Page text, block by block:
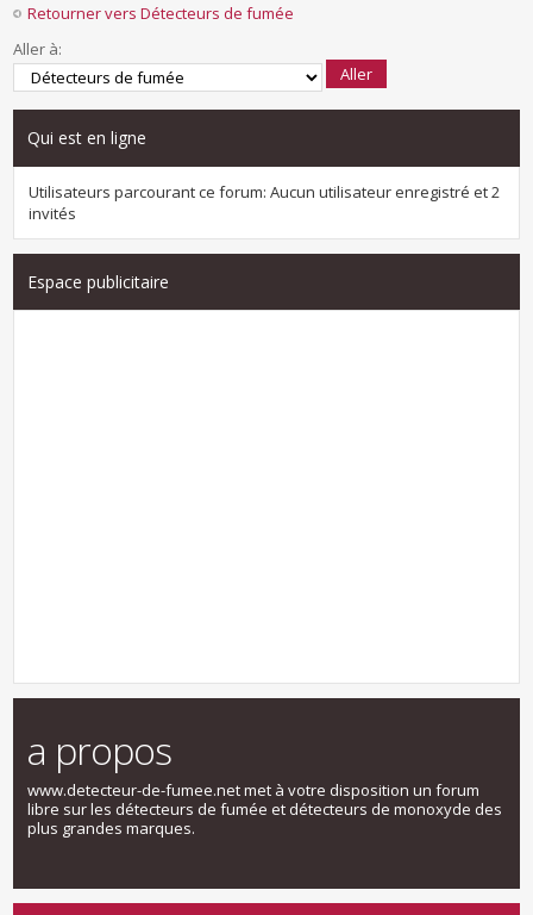
Retourner vers Détecteurs de fumée
Aller à:
Qui est en ligne
Utilisateurs parcourant ce forum: Aucun utilisateur enregistré et 2
invités
Espace publicitaire
a propos
www.detecteur-de-fumee.net met à votre disposition un forum
libre sur les détecteurs de fumée et détecteurs de monoxyde des
plus grandes marques.